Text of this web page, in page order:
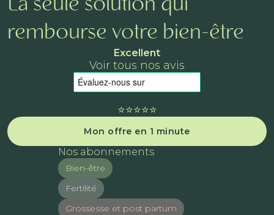
La seule solution qui
rembourse votre bien-être
Excellent
Voir tous nos avis
⭐️⭐️⭐️⭐️⭐️
Mon offre en 1 minute
Nos abonnements
Bien-être
Fertilité
Grossesse et post partum